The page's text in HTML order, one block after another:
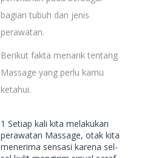
bagian tubuh dan jenis
perawatan.
Berikut fakta menarik tentang
Massage yang perlu kamu
ketahui.
1 Setiap kali kita melakukan
perawatan Massage, otak kita
menerima sensasi karena sel-